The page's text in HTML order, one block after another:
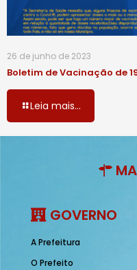
26 de junho de 2023
Boletim de Vacinação de
Leia mais...
GOVERNO
A Prefeitura
O Prefeito